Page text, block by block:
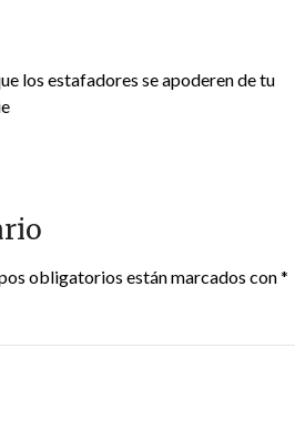
los estafadores se apoderen de tu
obligatorios están marcados con*